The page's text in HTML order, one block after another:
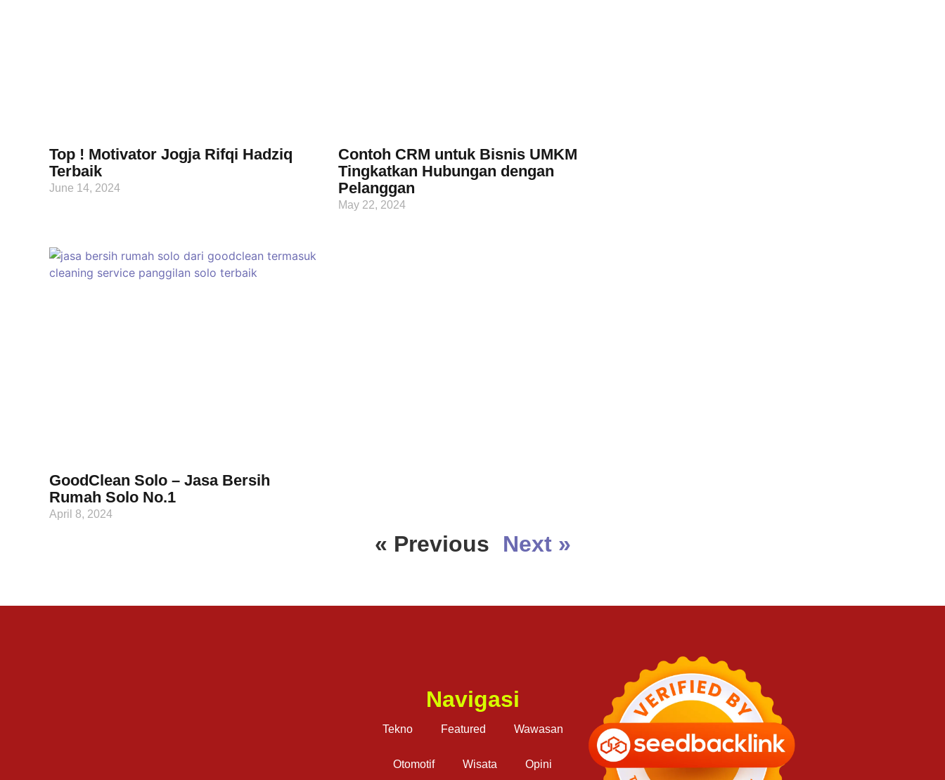
Top ! Motivator Jogja Rifqi Hadziq
Terbaik
June 14, 2024
Contoh CRM untuk Bisnis UMKM
Tingkatkan Hubungan dengan
Pelanggan
May 22, 2024
GoodClean Solo – Jasa Bersih
Rumah Solo No.1
April 8, 2024
« Previous Next »
Navigasi
Tekno Featured Wawasan
Otomotif Wisata Opini